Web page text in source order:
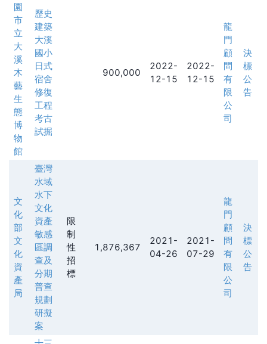
園
市
立
大
溪
木
藝
生
態
博
物
館
歷史
建築
大溪
國小
日式
宿舍
修復
工程
考古
試掘
900,000
2022-
12-15
2022-
12-15
龍
門
顧
問
有
限
公
司
決
標
公
告
文
化
部
文
化
資
產
局
臺灣
水域
水下
文化
資產
敏感
區調
查及
分期
普查
規劃
研擬
案
限
制
性
招
標
1,876,367
2021-
04-26
2021-
07-29
龍
門
顧
問
有
限
公
司
決
標
公
告